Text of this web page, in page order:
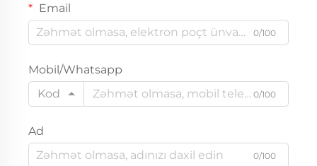
Email
0/100
Mobil/Whatsapp
Kod
0/100
Ad
0/100